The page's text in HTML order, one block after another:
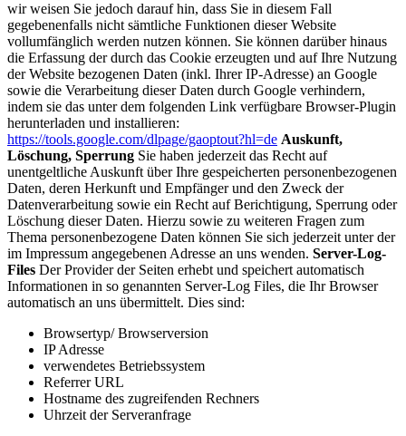
wir weisen Sie jedoch darauf hin, dass Sie in diesem Fall
gegebenenfalls nicht sämtliche Funktionen dieser Website
vollumfänglich werden nutzen können. Sie können darüber hinaus
die Erfassung der durch das Cookie erzeugten und auf Ihre Nutzung
der Website bezogenen Daten (inkl. Ihrer IP-Adresse) an Google
sowie die Verarbeitung dieser Daten durch Google verhindern,
indem sie das unter dem folgenden Link verfügbare Browser-Plugin
herunterladen und installieren:
https://tools.google.com/dlpage/gaoptout?hl=de Auskunft,
Löschung, Sperrung Sie haben jederzeit das Recht auf
unentgeltliche Auskunft über Ihre gespeicherten personenbezogenen
Daten, deren Herkunft und Empfänger und den Zweck der
Datenverarbeitung sowie ein Recht auf Berichtigung, Sperrung oder
Löschung dieser Daten. Hierzu sowie zu weiteren Fragen zum
Thema personenbezogene Daten können Sie sich jederzeit unter der
im Impressum angegebenen Adresse an uns wenden. Server-Log-
Files Der Provider der Seiten erhebt und speichert automatisch
Informationen in so genannten Server-Log Files, die Ihr Browser
automatisch an uns übermittelt. Dies sind:
Browsertyp/ Browserversion
IP Adresse
verwendetes Betriebssystem
Referrer URL
Hostname des zugreifenden Rechners
Uhrzeit der Serveranfrage